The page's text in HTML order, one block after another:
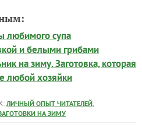
любимого супа
и белыми грибами
на зиму. Заготовка, которая
любой хозяйки
ЛИЧНЫЙ ОПЫТ ЧИТАТЕЛЕЙ,
НА ЗИМУ